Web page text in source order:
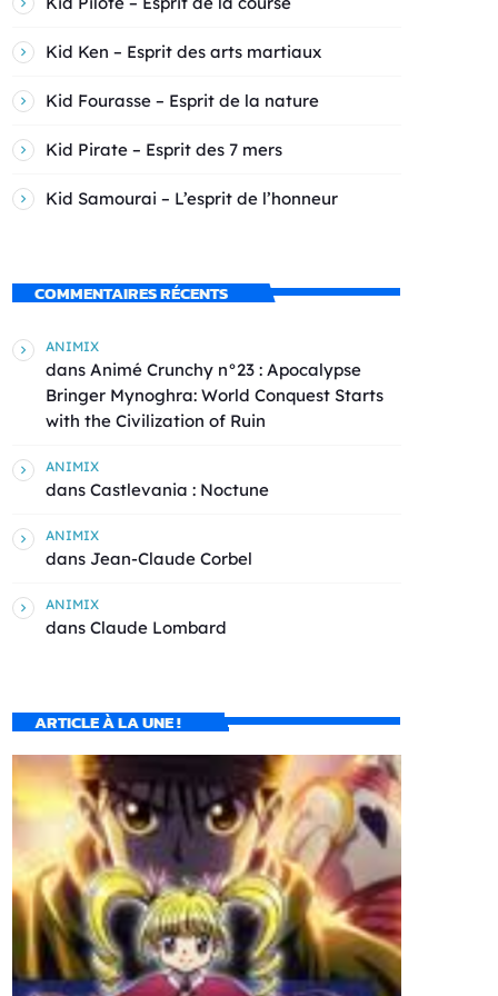
Kid Ken – Esprit des arts martiaux
Kid Fourasse – Esprit de la nature
Kid Pirate – Esprit des 7 mers
Kid Samourai – L’esprit de l’honneur
COMMENTAIRES RÉCENTS
ANIMIX
dans Animé Crunchy n°23 : Apocalypse
Bringer Mynoghra: World Conquest Starts
with the Civilization of Ruin
ANIMIX
dans Castlevania : Noctune
ANIMIX
dans Jean-Claude Corbel
ANIMIX
dans Claude Lombard
ARTICLE À LA UNE !